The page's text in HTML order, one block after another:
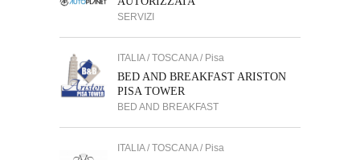
SERVIZI
ITALIA / TOSCANA / Pisa
BED AND BREAKFAST ARISTON
PISA TOWER
BED AND BREAKFAST
ITALIA / TOSCANA / Pisa